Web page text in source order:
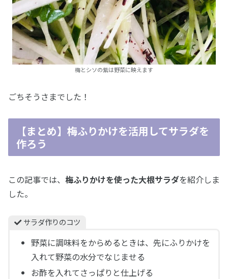
梅とシソの紫は野菜に映えます
ごちそうさまでした！
【まとめ】梅ふりかけを活用してサラダを
作ろう
この記事では、 梅ふりかけを使った大根サラダを紹介しま
した。
サラダ作りのコツ
野菜に調味料をからめるときは、先にふりかけを
入れて野菜の水分でなじませる
お酢を入れてさっぱりと仕上げる